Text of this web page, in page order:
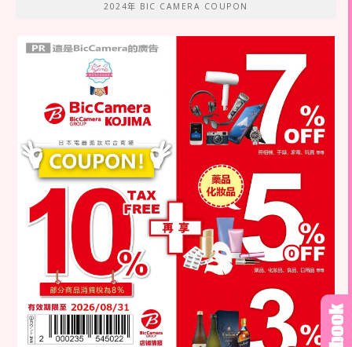
2024年 BIC CAMERA COUPON